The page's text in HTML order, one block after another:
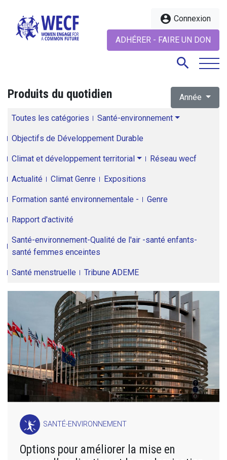
account_circle Connexion
ADHÉRER - FAIRE UN DON
search
Produits du quotidien Année
Toutes les catégories Santé-environnement
Objectifs de Développement Durable
Climat et développement territorial Réseau wecf
Actualité Climat Genre Expositions
Formation santé environnementale - Genre
Rapport d'activité
Santé-environnement-Qualité de l'air -santé enfants-
santé femmes enceintes
Santé menstruelle Tribune ADEME
SANTÉ-ENVIRONNEMENT
Options pour améliorer la mise en